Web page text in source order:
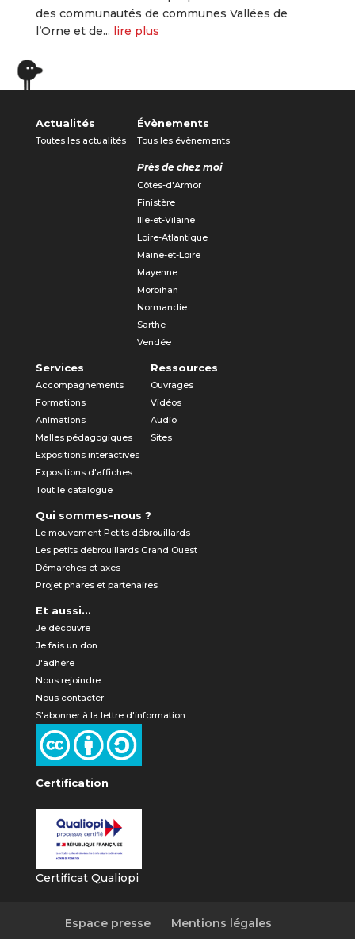
des communautés de communes Vallées de
l’Orne et de... lire plus
Actualités
Toutes les actualités
Évènements
Tous les évènements
Près de chez moi
Côtes-d'Armor
Finistère
Ille-et-Vilaine
Loire-Atlantique
Maine-et-Loire
Mayenne
Morbihan
Normandie
Sarthe
Vendée
Services
Accompagnements
Formations
Animations
Malles pédagogiques
Expositions interactives
Expositions d'affiches
Tout le catalogue
Ressources
Ouvrages
Vidéos
Audio
Sites
Qui sommes-nous ?
Le mouvement Petits débrouillards
Les petits débrouillards Grand Ouest
Démarches et axes
Projet phares et partenaires
Et aussi...
Je découvre
Je fais un don
J'adhère
Nous rejoindre
Nous contacter
S'abonner à la lettre d'information
Certification
Certificat Qualiopi
Espace presse Mentions légales